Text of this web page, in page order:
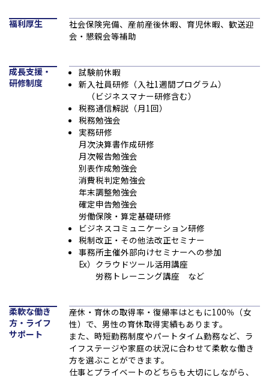
福利厚生
社会保険完備、産前産後休暇、育児休暇、歓送迎
会・懇親会等補助
成長支援・
研修制度
試験前休暇
新入社員研修（入社1週間プログラム）
（ビジネスマナー研修含む）
税務通信解説（月1回）
税務勉強会
実務研修
月次決算書作成研修
月次報告勉強会
別表作成勉強会
消費税判定勉強会
年末調整勉強会
確定申告勉強会
労働保険・算定基礎研修
ビジネスコミュニケーション研修
税制改正・その他法改正セミナー
事務所主催外部向けセミナーへの参加
Ex）クラウドツール活用講座
労務トレーニング講座 など
柔軟な働き
方・ライフ
サポート
産休・育休の取得率・復帰率はともに100％（女
性）で、男性の育休取得実績もあります。
また、時短勤務制度やパートタイム勤務など、ラ
イフステージや家庭の状況に合わせて柔軟な働き
方を選ぶことができます。
仕事とプライベートのどちらも大切にしながら、